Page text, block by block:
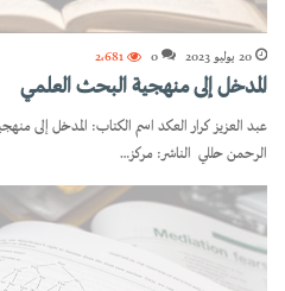
20 يوليو 2023 0 2٬681
المدخل إلى منهجية البحث العلمي
عبد العزيز كرار العكد اسم الكتاب: المدخل إلى
الرحمن حللي الناشر: مركز…